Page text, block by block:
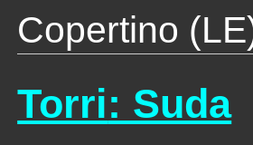
Copertino
Torri: Suda